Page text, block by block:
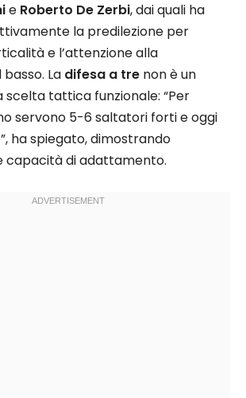
e Roberto De Zerbi, dai quali ha
la predilezione per
e l’attenzione alla
La difesa a tre non è un
scelta tattica funzionale: “Per
servono 5-6 saltatori forti e oggi
ha spiegato, dimostrando
capacità di adattamento.​